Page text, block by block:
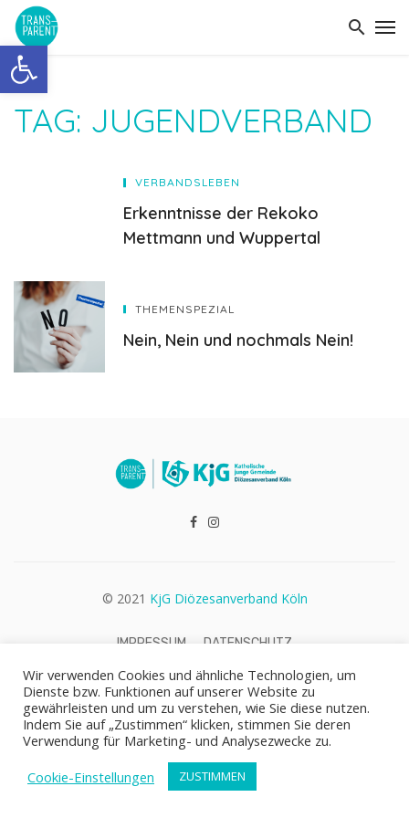
Open toolbar
TAG: JUGENDVERBAND
VERBANDSLEBEN
Erkenntnisse der Rekoko
Mettmann und Wuppertal
THEMENSPEZIAL
Nein, Nein und nochmals Nein!
© 2021 KjG Diözesanverband Köln
IMPRESSUM DATENSCHUTZ
Wir verwenden Cookies und ähnliche Technologien, um
Dienste bzw. Funktionen auf unserer Website zu
gewährleisten und um zu verstehen, wie Sie diese nutzen.
Indem Sie auf „Zustimmen“ klicken, stimmen Sie deren
Verwendung für Marketing- und Analysezwecke zu.
Cookie-Einstellungen
ZUSTIMMEN